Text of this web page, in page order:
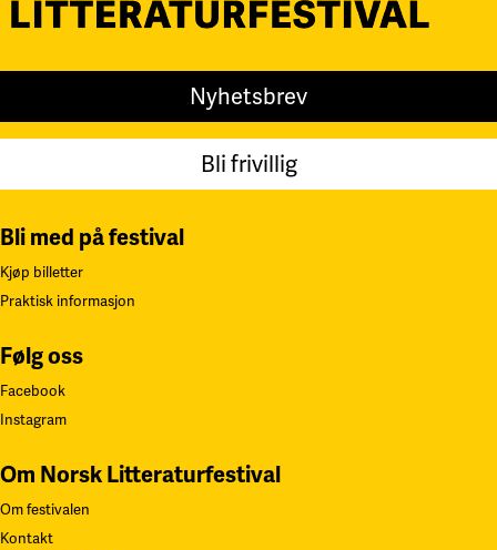
Nyhetsbrev
Bli frivillig
Bli med på festival
Kjøp billetter
Praktisk informasjon
Følg oss
Facebook
Instagram
Om Norsk Litteraturfestival
Om festivalen
Kontakt